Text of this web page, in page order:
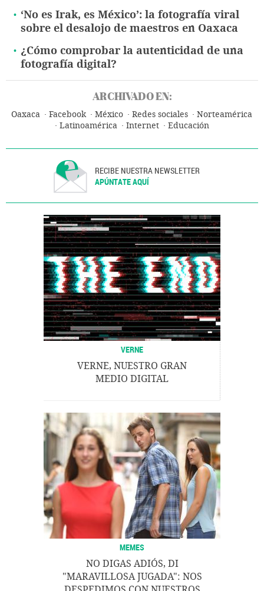
‘No es Irak, es México’: la fotografía viral
sobre el desalojo de maestros en Oaxaca
¿Cómo comprobar la autenticidad de una
fotografía digital?
ARCHIVADO EN:
Oaxaca Facebook México Redes sociales
Norteamérica
Latinoamérica
Internet Educación
RECIBE NUESTRA NEWSLETTER
APÚNTATE AQUÍ
VERNE
VERNE, NUESTRO GRAN
MEDIO DIGITAL
MEMES
NO DIGAS ADIÓS, DI
"MARAVILLOSA JUGADA": NOS